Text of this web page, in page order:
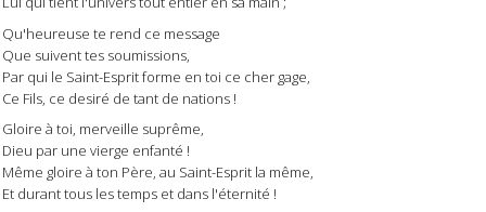
Qu'heureuse te rend ce message
Que suivent tes soumissions,
Par qui le Saint-Esprit forme en toi ce cher gage,
Ce Fils, ce desiré de tant de nations !
Gloire à toi, merveille suprême,
Dieu par une vierge enfanté !
Même gloire à ton Père, au Saint-Esprit la même,
Et durant tous les temps et dans l'éternité !